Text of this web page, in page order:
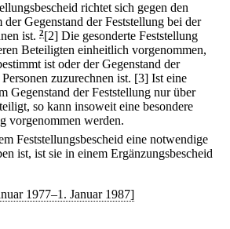
richtet sich gegen den
Gegenstand der Feststellung bei der
ist. 2[2] Die gesonderte Feststellung
Beteiligten einheitlich vorgenommen,
ist oder der Gegenstand der
zuzurechnen ist. [3] Ist eine
Gegenstand der Feststellung nur über
so kann insoweit eine besondere
vorgenommen werden.
Feststellungsbescheid eine notwendige
ist, ist sie in einem Ergänzungsbescheid
1977–1. Januar 1987]